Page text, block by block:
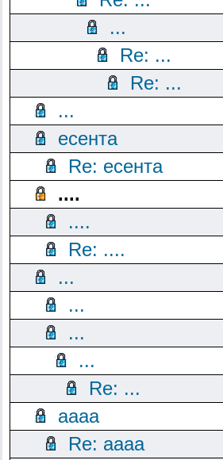
...
Re: ...
Re: ...
...
есента
Re: есента
....
....
Re: ....
...
...
...
...
Re: ...
aaaa
Re: aaaa